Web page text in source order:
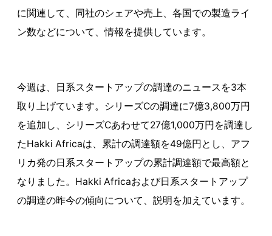
に関連して、同社のシェアや売上、各国での製造ライ
ン数などについて、情報を提供しています。
今週は、日系スタートアップの調達のニュースを3本
取り上げています。シリーズCの調達に7億3,800万円
を追加し、シリーズCあわせて27億1,000万円を調達し
たHakki Africaは、累計の調達額を49億円とし、アフ
リカ発の日系スタートアップの累計調達額で最高額と
なりました。Hakki Africaおよび日系スタートアップ
の調達の昨今の傾向について、説明を加えています。